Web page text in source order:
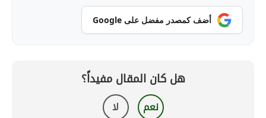
أضف كمصدر مفضل على Google
هل كان المقال مفيداً؟
نعم لا